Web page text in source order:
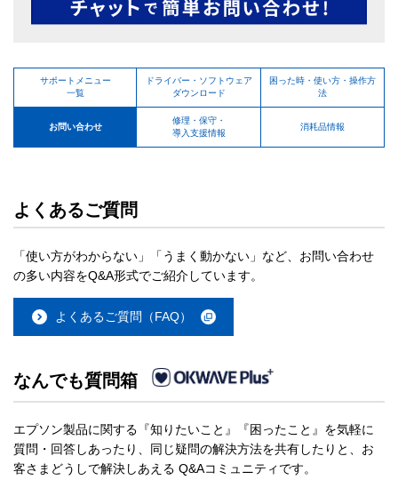
サポートメニュー
一覧
ドライバー・ソフトウェア
ダウンロード
困った時・使い方・操作方
法
お問い合わせ
修理・保守・
導入支援情報
消耗品情報
よくあるご質問
「使い方がわからない」「うまく動かない」など、お問い合わせ
の多い内容をQ&A形式でご紹介しています。
よくあるご質問（FAQ）
なんでも質問箱
エプソン製品に関する『知りたいこと』『困ったこと』を気軽に
質問・回答しあったり、同じ疑問の解決方法を共有したりと、お
客さまどうしで解決しあえる Q&Aコミュニティです。